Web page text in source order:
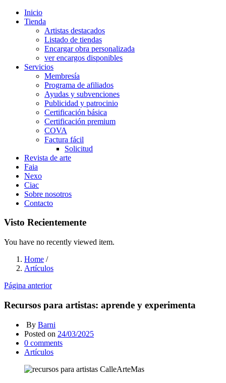
Inicio
Tienda
Artistas destacados
Listado de tiendas
Encargar obra personalizada
ver encargos disponibles
Servicios
Membresía
Programa de afiliados
Ayudas y subvenciones
Publicidad y patrocinio
Certificación básica
Certificación premium
COVA
Factura fácil
Solicitud
Revista de arte
Faia
Nexo
Ciac
Sobre nosotros
Contacto
Visto Recientemente
You have no recently viewed item.
Home /
Artículos
Página anterior
Recursos para artistas: aprende y experimenta
By Barni
Posted on 24/03/2025
0 comments
Artículos